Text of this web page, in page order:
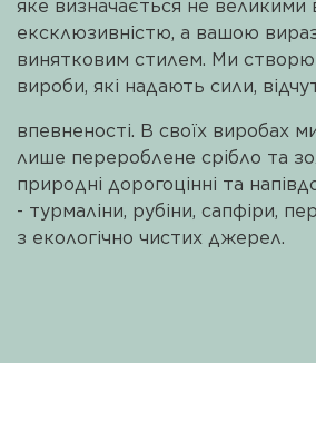
современный и цельный
Бусы AVE GEMS — это
характером, которые
деталью стиля. Идеальны для
для собственной коллекции,
упаковкой и доставкой по
яке визначається не великими
ексклюзивністю, а вашою
винятковим стилем. Ми
вироби, які надають сили,
впевненості. В своїх виробах
лише перероблене срібло та
природні дорогоцінні та
- турмаліни, рубіни, сапфіри,
з екологічно чистих джерел.